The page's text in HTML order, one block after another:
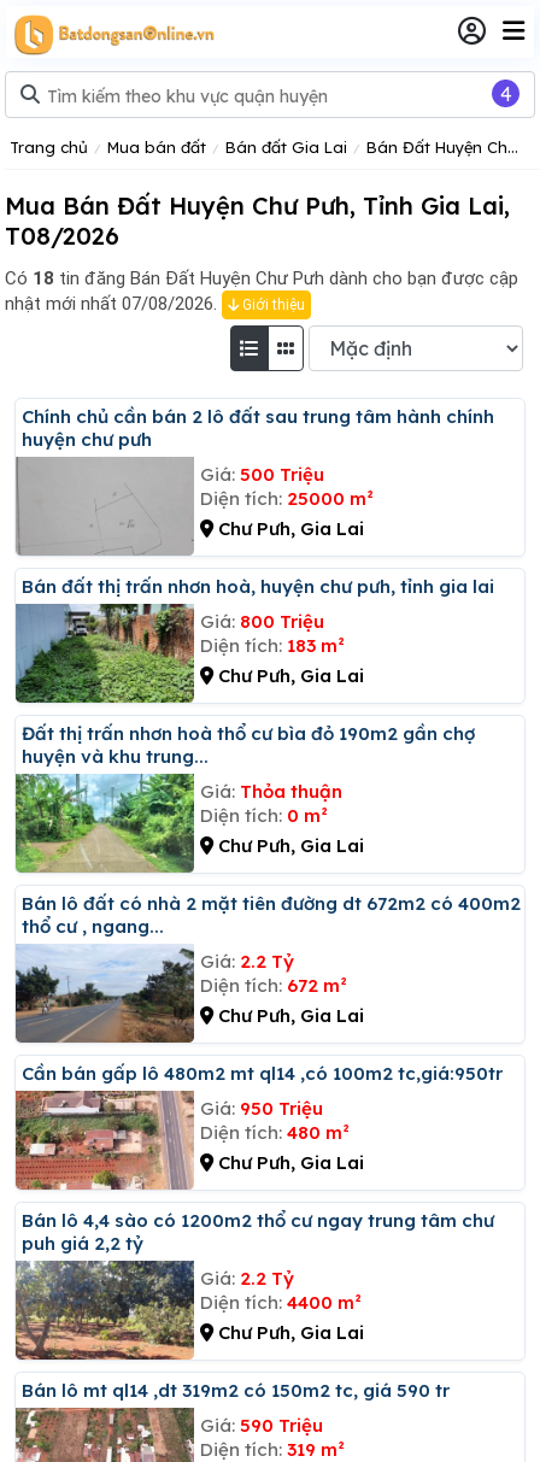
Trang chủ Mua bán đất Bán đất Gia Lai Bán Đất Huyện Chư Pưh
Mua Bán Đất Huyện Chư Pưh, Tỉnh Gia Lai,
T08/2026
Có 18 tin đăng Bán Đất Huyện Chư Pưh dành cho bạn được cập
nhật mới nhất 07/08/2026.
Giới thiệu
Chính chủ cần bán 2 lô đất sau trung tâm hành chính
huyện chư pưh
Giá: 500 Triệu
Diện tích: 25000 m²
Chư Pưh, Gia Lai
Bán đất thị trấn nhơn hoà, huyện chư pưh, tỉnh gia lai
Giá: 800 Triệu
Diện tích: 183 m²
Chư Pưh, Gia Lai
đất thị trấn nhơn hoà thổ cư bìa đỏ 190m2 gần chợ
huyện và khu trung...
Giá: Thỏa thuận
Diện tích: 0 m²
Chư Pưh, Gia Lai
Bán lô đất có nhà 2 mặt tiên đường dt 672m2 có 400m2
thổ cư , ngang...
Giá: 2.2 Tỷ
Diện tích: 672 m²
Chư Pưh, Gia Lai
Cần bán gấp lô 480m2 mt ql14 ,có 100m2 tc,giá:950tr
Giá: 950 Triệu
Diện tích: 480 m²
Chư Pưh, Gia Lai
Bán lô 4,4 sào có 1200m2 thổ cư ngay trung tâm chư
puh giá 2,2 tỷ
Giá: 2.2 Tỷ
Diện tích: 4400 m²
Chư Pưh, Gia Lai
Bán lô mt ql14 ,dt 319m2 có 150m2 tc, giá 590 tr
Giá: 590 Triệu
Diện tích: 319 m²
4